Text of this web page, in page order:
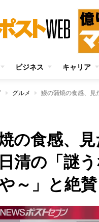
ビジネス キャリア
グルメ
の食感、
清の「謎
～」と絶賛